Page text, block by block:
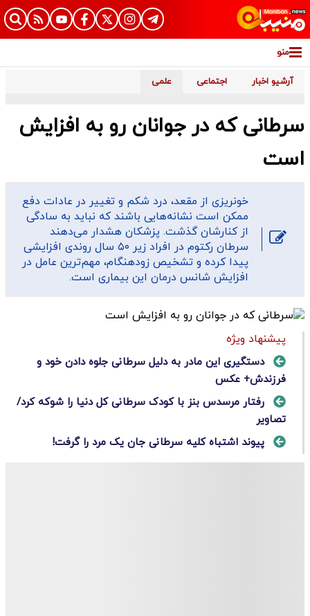
منو
آرشیو اخبار اجتماعی علمی
سرطانی که در جوانان رو به افزایش
است
خونریزی از مقعد، درد شکم و تغییر در عادات دفع
ممکن است نشانه‌هایی باشند که نباید به سادگی
از کنارشان گذشت. پزشکان هشدار می‌دهند
سرطان رکتوم در افراد زیر ۵۰ سال روندی افزایشی
پیدا کرده و تشخیص زودهنگام، مهم‌ترین عامل در
افزایش شانس درمان این بیماری است.
پیشنهاد ویژه
دستگیری این مادر به دلیل سرطانی جلوه دادن خود و
فرزندش+ عکس
رفتار مرسدس بنز با کودک سرطانی کل دنیا را شوکه کرد/
تصاویر
پیوند اشتباه کلیه سرطانی جان یک مرد را گرفت!